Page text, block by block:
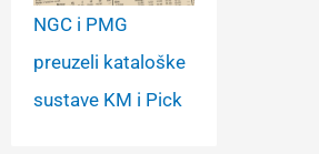
NGC i PMG
preuzeli kataloške
sustave KM i Pick